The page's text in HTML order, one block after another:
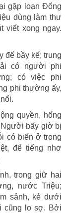
gặp loạn Đổng
dùng làm thư
viết xong ngay.
đế bầy kế; trung
có người phi
có việc phi
phi thường ấy,
quyền, hống
Người bấy giờ bị
có biến ở trong
để tiếng nhơ
trong giữ hai
nước Triệu;
sảnh, kẻ dưới
cũng lo sợ. Bởi